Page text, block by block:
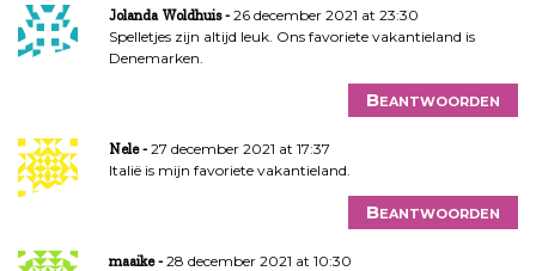
Jolanda Woldhuis
26 december 2021 at 23:30
Spelletjes zijn altijd leuk. Ons favoriete vakantieland is
Denemarken.
Beantwoorden
Nele
27 december 2021 at 17:37
Italië is mijn favoriete vakantieland.
Beantwoorden
maaike
28 december 2021 at 10:30